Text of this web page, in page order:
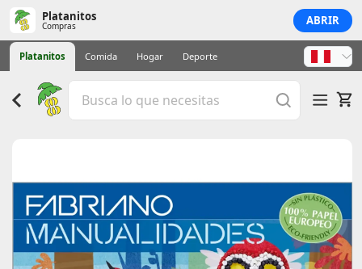
Platanitos
Compras ABRIR
Platanitos Comida Hogar Deporte